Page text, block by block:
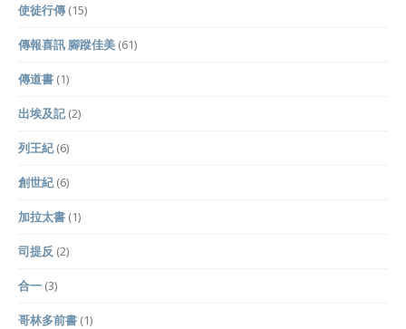
使徒行傳 (15)
傳報喜訊 腳蹤佳美 (61)
傳道書 (1)
出埃及記(2)
列王紀(6)
創世紀(6)
加拉太書 (1)
司提反 (2)
合一 (3)
哥林多前書 (1)